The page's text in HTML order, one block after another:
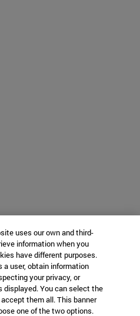
uses our own and third-
information when you
have different purposes.
a user, obtain information
your privacy, or
You can select the
them all. This banner
one of the two options.